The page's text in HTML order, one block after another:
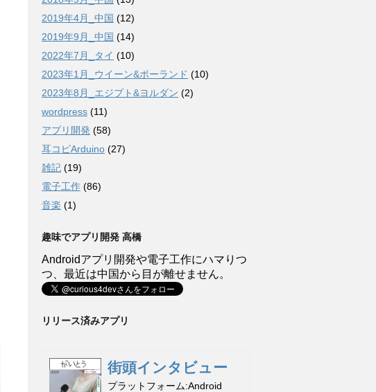
2019年4月_中国 (12)
2019年9月_中国 (14)
2022年7月_タイ (10)
2023年1月_ウイーン&ポーランド (10)
2023年8月_エジプト&ヨルダン (2)
wordpress (11)
アプリ開発 (58)
耳コピArduino (27)
雑記 (19)
電子工作 (86)
音楽 (1)
趣味でアプリ開発 高橋
Androidアプリ開発や電子工作にハマりつ
つ、最近は中国から目が離せません。
リリース済みアプリ
街頭インタビュー
プラットフォーム Android